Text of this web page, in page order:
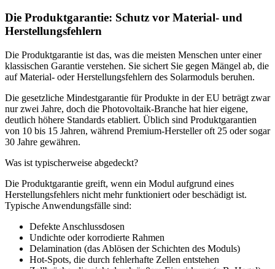
Die Produktgarantie: Schutz vor Material- und
Herstellungsfehlern
Die Produktgarantie ist das, was die meisten Menschen unter einer
klassischen Garantie verstehen. Sie sichert Sie gegen Mängel ab, die
auf Material- oder Herstellungsfehlern des Solarmoduls beruhen.
Die gesetzliche Mindestgarantie für Produkte in der EU beträgt zwar
nur zwei Jahre, doch die Photovoltaik-Branche hat hier eigene,
deutlich höhere Standards etabliert. Üblich sind Produktgarantien
von 10 bis 15 Jahren, während Premium-Hersteller oft 25 oder sogar
30 Jahre gewähren.
Was ist typischerweise abgedeckt?
Die Produktgarantie greift, wenn ein Modul aufgrund eines
Herstellungsfehlers nicht mehr funktioniert oder beschädigt ist.
Typische Anwendungsfälle sind:
Defekte Anschlussdosen
Undichte oder korrodierte Rahmen
Delamination (das Ablösen der Schichten des Moduls)
Hot-Spots, die durch fehlerhafte Zellen entstehen